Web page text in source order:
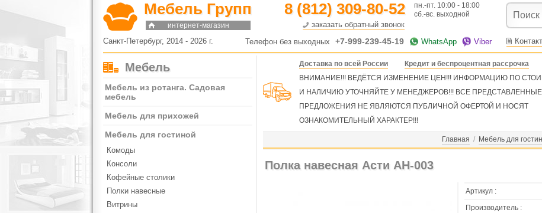
Мебель Групп
интернет-магазин
8 (812) 309-80-52
заказать обратный звонок
пн.-пт. 10:00 - 18:00
сб.-вс. выходной
Санкт-Петербург, 2014 - 2026 г. Телефон без выходных +7-999-239-45-19 WhatsApp Viber
Мебель
Мебель из ротанга. Садовая
мебель
Мебель для прихожей
Мебель для гостиной
Комоды
Консоли
Кофейные столики
Полки навесные
Витрины
Доставка по всей России
Кредит и беспроцентная рассрочка
ВНИМАНИЕ!!! ВЕДЁТСЯ ИЗМЕНЕНИЕ ЦЕН!!! ИНФОРМАЦИЮ ПО
И НАЛИЧИЮ УТОЧНЯЙТЕ У МЕНЕДЖЕРОВ!!! ВСЕ ПРЕДСТАВЛЕННЫЕ
ПРЕДЛОЖЕНИЯ НЕ ЯВЛЯЮТСЯ ПУБЛИЧНОЙ ОФЕРТОЙ И НОСЯТ
ОЗНАКОМИТЕЛЬНЫЙ ХАРАКТЕР!!!
Главная / Мебель для
Полка навесная Асти АН-003
Артикул :
Производитель :